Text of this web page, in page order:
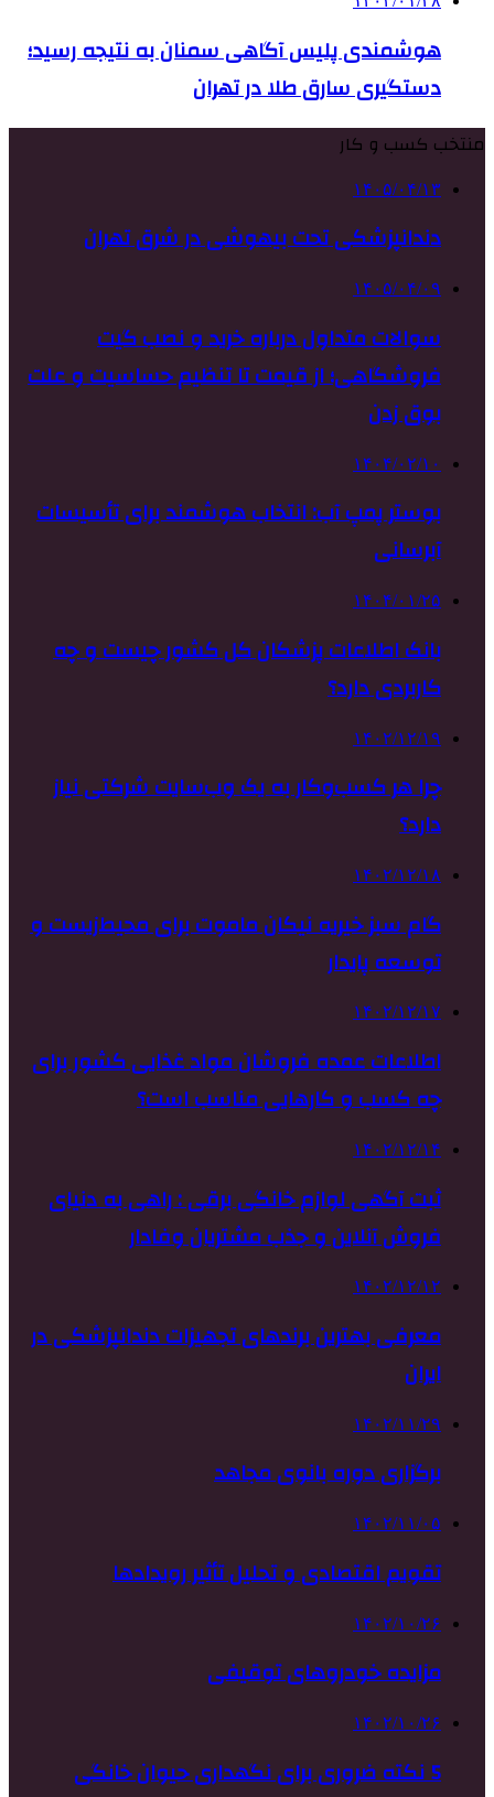
هوشمندی پلیس آگاهی سمنان به نتیجه رسید؛
دستگیری سارق طلا در تهران
منتخب کسب و کار
۱۴۰۵/۰۴/۱۳
دندانپزشکی تحت بیهوشی در شرق تهران
۱۴۰۵/۰۴/۰۹
سوالات متداول درباره خرید و نصب گیت
فروشگاهی؛ از قیمت تا تنظیم حساسیت و علت
بوق زدن
۱۴۰۴/۰۲/۱۰
بوستر پمپ آب: انتخاب هوشمند برای تأسیسات
آبرسانی
۱۴۰۴/۰۱/۲۵
بانک اطلاعات پزشکان کل کشور چیست و چه
کاربردی دارد؟
۱۴۰۲/۱۲/۱۹
چرا هر کسب‌وکار به یک وب‌سایت شرکتی نیاز
دارد؟
۱۴۰۲/۱۲/۱۸
گام سبز خیریه نیکان ماموت برای محیط‌زیست و
توسعه پایدار
۱۴۰۲/۱۲/۱۷
اطلاعات عمده فروشان مواد غذایی کشور برای
چه کسب و کارهایی مناسب است؟
۱۴۰۲/۱۲/۱۴
ثبت آگهی لوازم خانگی برقی : راهی به دنیای
فروش آنلاین و جذب مشتریان وفادار
۱۴۰۲/۱۲/۱۲
معرفی بهترین برندهای تجهیزات دندانپزشکی در
ایران
۱۴۰۲/۱۱/۲۹
برگزاری دوره بانوی مجاهد
۱۴۰۲/۱۱/۰۵
تقویم اقتصادی و تحلیل تأثیر رویدادها
۱۴۰۲/۱۰/۲۶
مزایده خودروهای توقیفی
۱۴۰۲/۱۰/۲۶
5 نکته ضروری برای نگهداری حیوان خانگی